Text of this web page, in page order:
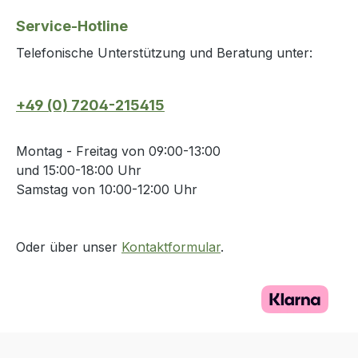
Service-Hotline
Telefonische Unterstützung und Beratung unter:
+49 (0) 7204-215415
Montag - Freitag von 09:00-13:00
und 15:00-18:00 Uhr
Samstag von 10:00-12:00 Uhr
Oder über unser Kontaktformular.